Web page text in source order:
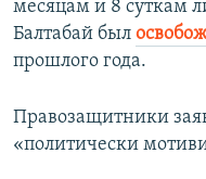
месяцам и 8 суткам
Балтабай был
прошлого года.
Правозащитники
«политически